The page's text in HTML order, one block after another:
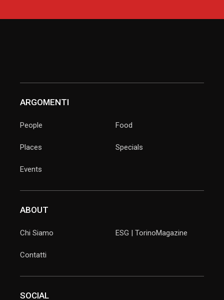
ARGOMENTI
People
Places
Events
Food
Specials
ABOUT
Chi Siamo
Contatti
ESG | TorinoMagazine
SOCIAL